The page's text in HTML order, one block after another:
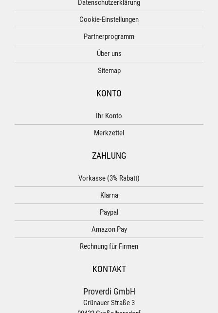
Datenschutzerklärung
Cookie-Einstellungen
Partnerprogramm
Über uns
Sitemap
KONTO
Ihr Konto
Merkzettel
ZAHLUNG
Vorkasse (3% Rabatt)
Klarna
Paypal
Amazon Pay
Rechnung für Firmen
KONTAKT
Proverdi GmbH
Grünauer Straße 3